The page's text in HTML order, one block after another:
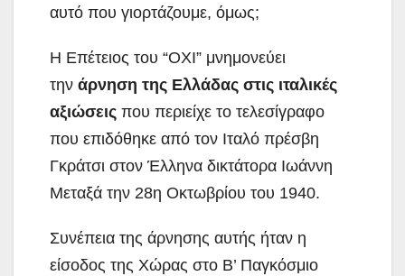
αυτό που γιορτάζουμε, όμως;
Η Επέτειος του “ΟΧΙ” μνημονεύει
την άρνηση της Ελλάδας στις ιταλικές
αξιώσεις που περιείχε το τελεσίγραφο
που επιδόθηκε από τον Ιταλό πρέσβη
Γκράτσι στον Έλληνα δικτάτορα Ιωάννη
Μεταξά την 28η Οκτωβρίου του 1940.
Συνέπεια της άρνησης αυτής ήταν η
είσοδος της Χώρας στο Β’ Παγκόσμιο